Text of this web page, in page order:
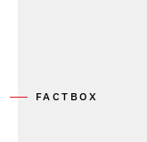
FACTBOX